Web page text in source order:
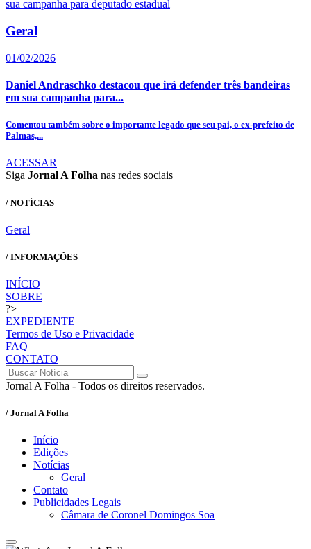
Geral
01/02/2026
Daniel Andraschko destacou que irá defender três bandeiras
em sua campanha para...
Comentou também sobre o importante legado que seu pai, o ex-prefeito de
Palmas,...
ACESSAR
Siga Jornal A Folha nas redes sociais
/ NOTÍCIAS
Geral
/ INFORMAÇÕES
INÍCIO
SOBRE
?>
EXPEDIENTE
Termos de Uso e Privacidade
FAQ
CONTATO
Jornal A Folha - Todos os direitos reservados.
/ Jornal A Folha
Início
Edições
Notícias
Geral
Contato
Publicidades Legais
Câmara de Coronel Domingos Soa